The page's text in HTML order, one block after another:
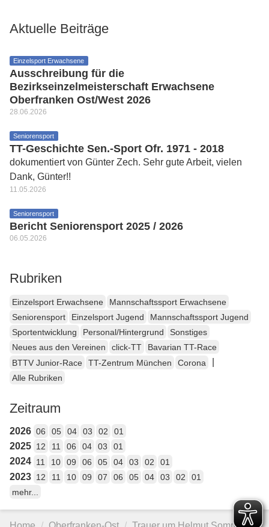
Aktuelle Beiträge
Einzelsport Erwachsene
Ausschreibung für die
Bezirkseinzelmeisterschaft Erwachsene
Oberfranken Ost/West 2026
28.06.2026
Seniorensport
TT-Geschichte Sen.-Sport Ofr. 1971 - 2018
dokumentiert von Günter Zech. Sehr gute Arbeit, vielen
Dank, Günter!!
11.05.2026
Seniorensport
Bericht Seniorensport 2025 / 2026
06.05.2026
Rubriken
Einzelsport Erwachsene
Mannschaftssport Erwachsene
Seniorensport
Einzelsport Jugend
Mannschaftssport Jugend
Sportentwicklung
Personal/Hintergrund
Sonstiges
Neues aus den Vereinen
click-TT
Bavarian TT-Race
BTTV Junior-Race
TT-Zentrum München Corona
Alle Rubriken
Zeitraum
2026 06 05 04 03 02 01
2025 12 11 06 04 03 01
2024 11 10 09 06 05 04 03 02 01
2023 12 11 10 09 07 06 05 04 03 02
01
mehr...